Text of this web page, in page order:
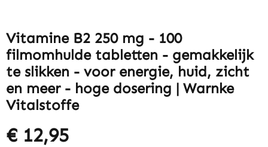
Vitamine B2 250 mg - 100
filmomhulde tabletten - gemakkelijk
te slikken - voor energie, huid, zicht
en meer - hoge dosering | Warnke
Vitalstoffe
€ 12,95